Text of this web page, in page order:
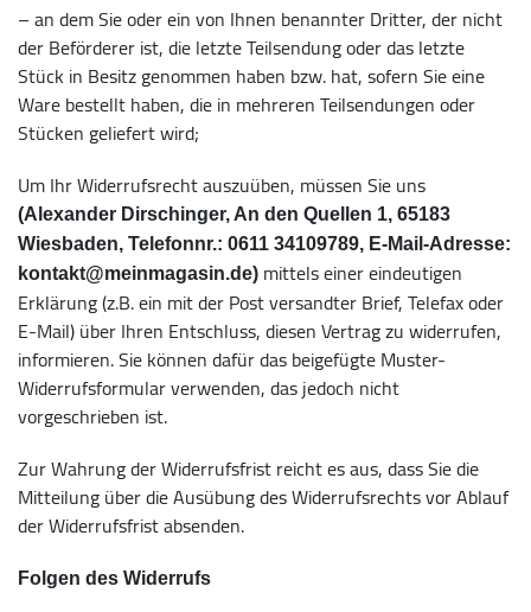
– an dem Sie oder ein von Ihnen benannter Dritter, der nicht
der Beförderer ist, die letzte Teilsendung oder das letzte
Stück in Besitz genommen haben bzw. hat, sofern Sie eine
Ware bestellt haben, die in mehreren Teilsendungen oder
Stücken geliefert wird;
Um Ihr Widerrufsrecht auszuüben, müssen Sie uns
(Alexander Dirschinger, An den Quellen 1, 65183
Wiesbaden, Telefonnr.: 0611 34109789, E-Mail-Adresse:
kontakt@meinmagasin.de) mittels einer eindeutigen
Erklärung (z.B. ein mit der Post versandter Brief, Telefax oder
E-Mail) über Ihren Entschluss, diesen Vertrag zu widerrufen,
informieren. Sie können dafür das beigefügte Muster-
Widerrufsformular verwenden, das jedoch nicht
vorgeschrieben ist.
Zur Wahrung der Widerrufsfrist reicht es aus, dass Sie die
Mitteilung über die Ausübung des Widerrufsrechts vor Ablauf
der Widerrufsfrist absenden.
Folgen des Widerrufs